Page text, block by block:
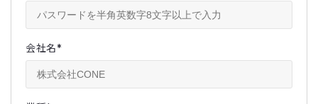
会社名*